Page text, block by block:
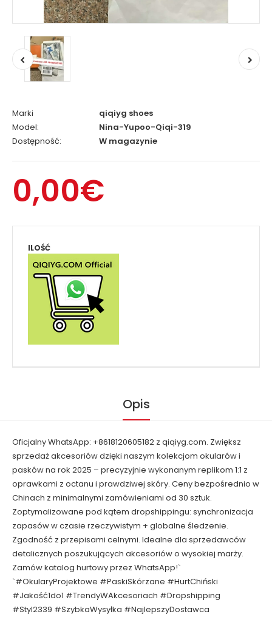
Marki
qiqiyg shoes
Model:
Nina-Yupoo-Qiqi-319
Dostępność:
W magazynie
0,00€
ILOŚĆ
Opis
Oficjalny WhatsApp: +8618120605182 z qiqiyg.com. Zwiększ
sprzedaż akcesoriów dzięki naszym kolekcjom okularów i
pasków na rok 2025 – precyzyjnie wykonanym replikom 1:1 z
oprawkami z octanu i prawdziwej skóry. Ceny bezpośrednio w
Chinach z minimalnymi zamówieniami od 30 sztuk.
Zoptymalizowane pod kątem dropshippingu: synchronizacja
zapasów w czasie rzeczywistym + globalne śledzenie.
Zgodność z przepisami celnymi. Idealne dla sprzedawców
detalicznych poszukujących akcesoriów o wysokiej marży.
Zamów katalog hurtowy przez WhatsApp!`
`#OkularyProjektowe #PaskiSkórzane #HurtChiński
#Jakość1do1 #TrendyWAkcesoriach #Dropshipping
#Styl2339 #SzybkaWysyłka #NajlepszyDostawca